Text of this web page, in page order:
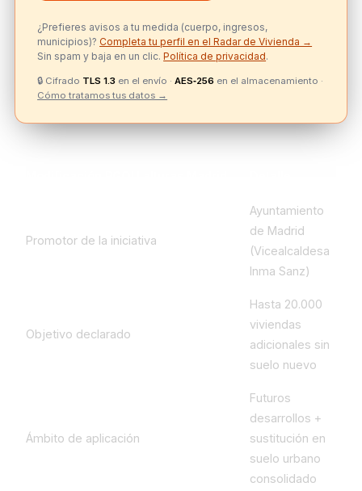
¿Prefieres avisos a tu medida (cuerpo, ingresos,
municipios)? Completa tu perfil en el Radar de Vivienda →
Sin spam y baja en un clic.Política de privacidad.
🔒 Cifrado TLS 1.3 en el envío ·AES‑256 en el almacenamiento ·
Cómo tratamos tus datos →
Promotor de la iniciativa
Ayuntamiento
de Madrid
(Vicealcaldesa
Inma Sanz)
Objetivo declarado
Hasta 20.000
viviendas
adicionales sin
suelo nuevo
Ámbito de aplicación
Futuros
desarrollos +
sustitución en
suelo urbano
consolidado